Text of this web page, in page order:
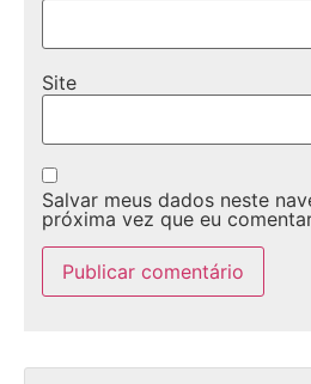
Site
Salvar meus dados neste
próxima vez que eu